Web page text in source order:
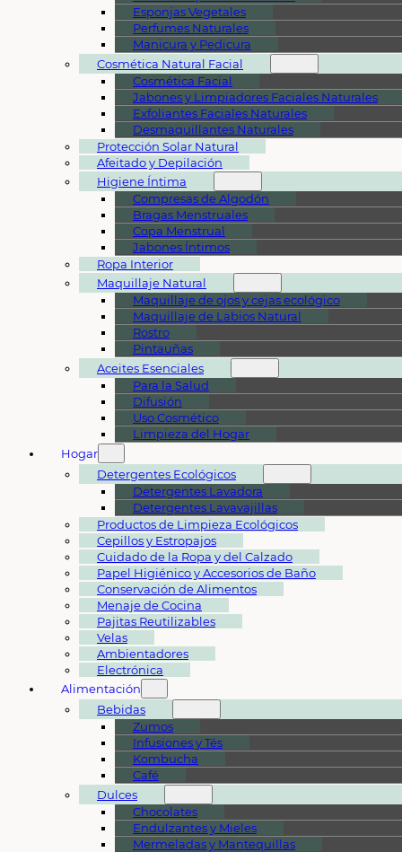
Esponjas Vegetales
Perfumes Naturales
Manicura y Pedicura
Cosmética Natural Facial
Cosmética Facial
Jabones y Limpiadores Faciales Naturales
Exfoliantes Faciales Naturales
Desmaquillantes Naturales
Protección Solar Natural
Afeitado y Depilación
Higiene Íntima
Compresas de Algodón
Bragas Menstruales
Copa Menstrual
Jabones Íntimos
Ropa Interior
Maquillaje Natural
Maquillaje de ojos y cejas ecológico
Maquillaje de Labios Natural
Rostro
Pintauñas
Aceites Esenciales
Para la Salud
Difusión
Uso Cosmético
Limpieza del Hogar
Hogar
Detergentes Ecológicos
Detergentes Lavadora
Detergentes Lavavajillas
Productos de Limpieza Ecológicos
Cepillos y Estropajos
Cuidado de la Ropa y del Calzado
Papel Higiénico y Accesorios de Baño
Conservación de Alimentos
Menaje de Cocina
Pajitas Reutilizables
Velas
Ambientadores
Electrónica
Alimentación
Bebidas
Zumos
Infusiones y Tés
Kombucha
Café
Dulces
Chocolates
Endulzantes y Mieles
Mermeladas y Mantequillas